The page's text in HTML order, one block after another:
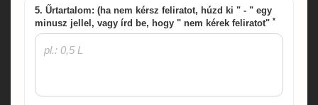
5. Űrtartalom: (ha nem kérsz feliratot, húzd ki " - " egy
minusz jellel, vagy írd be, hogy " nem kérek feliratot" *